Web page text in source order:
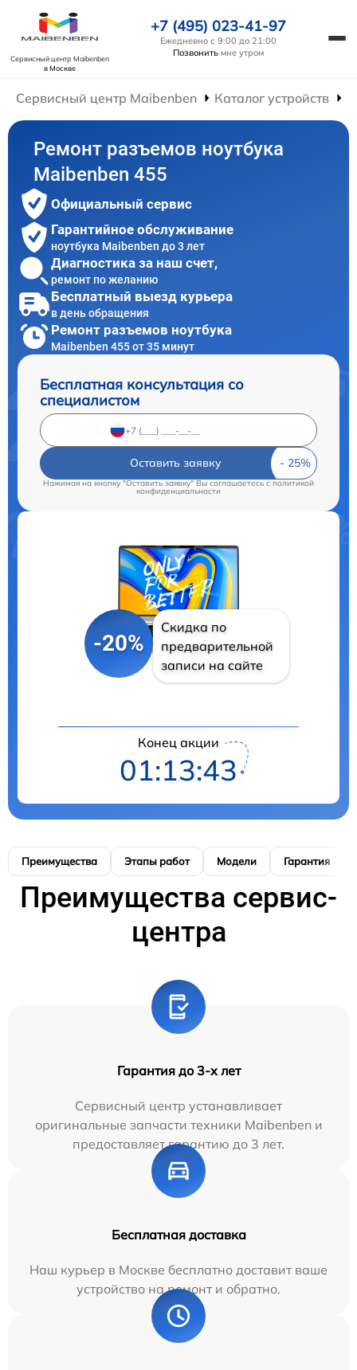
Сервисный центр Maibenben
в Москве
+7 (495) 023-41-97
Ежедневно с 9:00 до 21:00
Позвонить мне утром
Сервисный центр Maibenben Каталог устройств
Ремонт разъемов ноутбука
Maibenben 455
Официальный сервис
Гарантийное обслуживание
ноутбука Maibenben до 3 лет
Диагностика за наш счет,
ремонт по желанию
Бесплатный выезд курьера
в день обращения
Ремонт разъемов ноутбука
Maibenben 455 от 35 минут
Бесплатная консультация со
специалистом
Оставить заявку
Нажимая на кнопку "Оставить заявку" Вы соглашаетесь cполитикой
конфиденциальности
-20%
Скидка по
предварительной
записи на сайте
Конец акции
01:13:41
Преимущества Этапы работ Модели Гарантия
Преимущества сервис-
центра
Гарантия до 3-х лет
Сервисный центр устанавливает
оригинальные запчасти техники Maibenben и
предоставляет гарантию до 3 лет.
Бесплатная доставка
Наш курьер в Москве бесплатно доставит ваше
устройство на ремонт и обратно.